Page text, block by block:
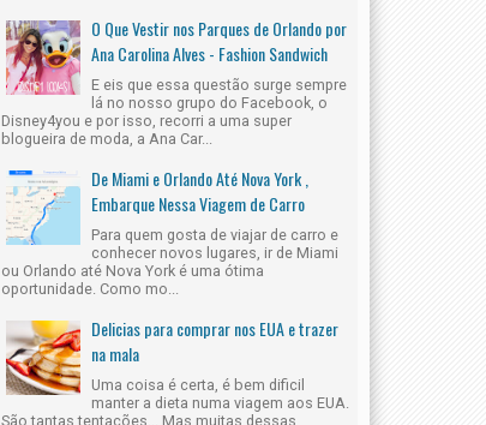
O Que Vestir nos Parques de Orlando por
Ana Carolina Alves - Fashion Sandwich
E eis que essa questão surge sempre
lá no nosso grupo do Facebook, o
Disney4you e por isso, recorri a uma super
blogueira de moda, a Ana Car...
De Miami e Orlando Até Nova York ,
Embarque Nessa Viagem de Carro
Para quem gosta de viajar de carro e
conhecer novos lugares, ir de Miami
ou Orlando até Nova York é uma ótima
oportunidade. Como mo...
Delicias para comprar nos EUA e trazer
na mala
Uma coisa é certa, é bem dificil
manter a dieta numa viagem aos EUA.
São tantas tentações... Mas muitas dessas